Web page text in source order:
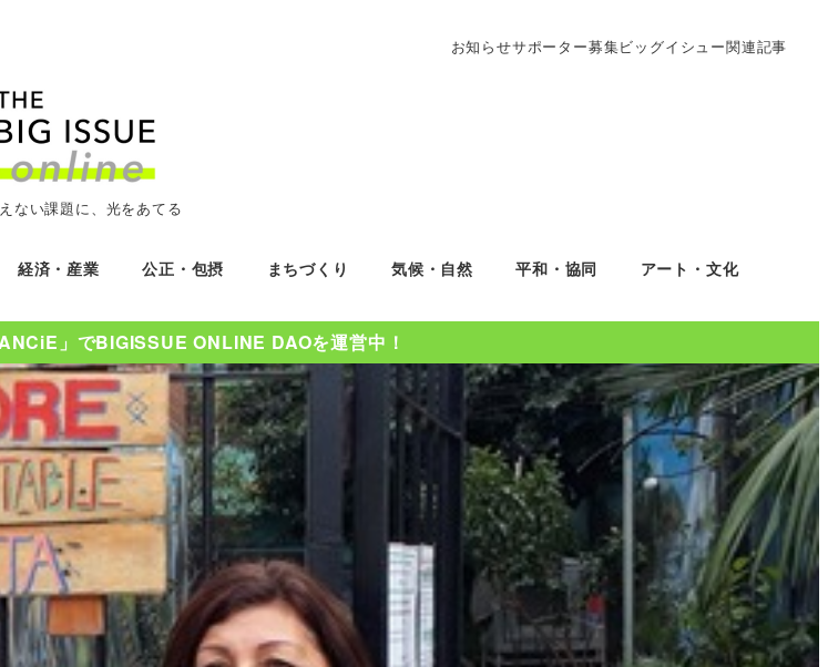
お知らせサポーター募集ビッグイシュー関連記事
ない課題に、光をあてる
経済・産業 公正・包摂 まちづくり 気候・自然 平和・協同 アート・文化
」でBIGISSUE ONLINE DAOを運営中！